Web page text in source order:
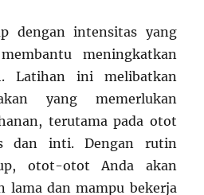
dengan intensitas yang
meningkatkan
Latihan ini melibatkan
yang memerlukan
terutama pada otot
dan inti. Dengan rutin
otot-otot Anda akan
lama dan mampu bekerja